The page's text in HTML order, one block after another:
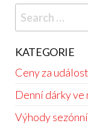
Search
for:
KATEGORIE
Ceny za
Denní dárky ve
Výhody